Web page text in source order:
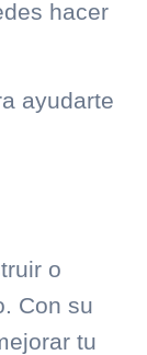
hacer
ayudarte
o
. Con su
tu